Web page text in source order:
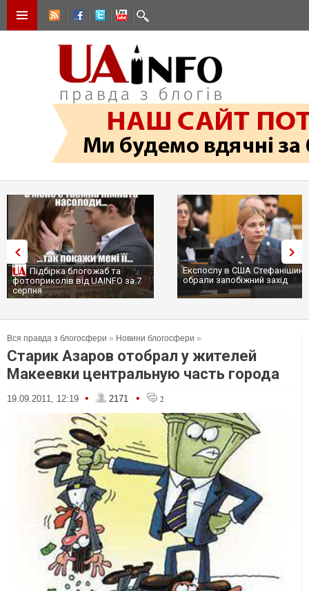
Підбірка блогожаб та
фотоприколів від UAINFO за 7
серпня
Експослу в США
обрали запобіжний захід
Вся правда з блогосфери » Новини блогосфери »
Старик Азаров отобрал у жителей
Макеевки центральную часть города
19.09.2011, 12:19 • 2171 • 2